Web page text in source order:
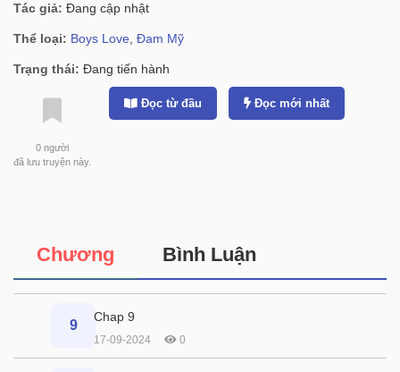
Tác giả: Đang cập nhật
Thể loại: Boys Love Đam Mỹ
Trạng thái: Đang tiến hành
0 người
đã lưu truyện này.
Đọc từ đầu Đọc mới nhất
Chương Bình Luận
9
Chap 9
17-09-2024 0